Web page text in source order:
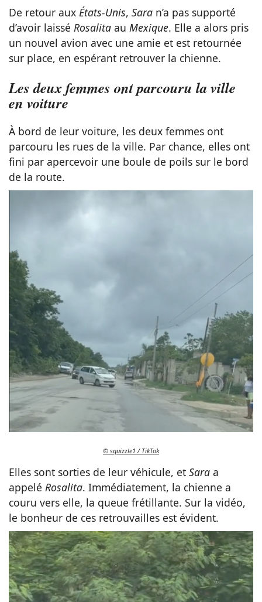
De retour aux États-Unis, Sara n’a pas supporté
d’avoir laissé Rosalita au Mexique. Elle a alors pris
un nouvel avion avec une amie et est retournée
sur place, en espérant retrouver la chienne.
Les deux femmes ont parcouru la ville
en voiture
À bord de leur voiture, les deux femmes ont
parcouru les rues de la ville. Par chance, elles ont
fini par apercevoir une boule de poils sur le bord
de la route.
© squizzle1 / TikTok
Elles sont sorties de leur véhicule, et Sara a
appelé Rosalita. Immédiatement, la chienne a
couru vers elle, la queue frétillante. Sur la vidéo,
le bonheur de ces retrouvailles est évident.